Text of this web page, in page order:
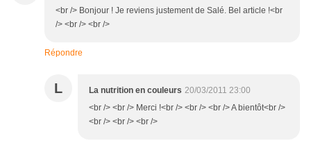
<br /> Bonjour ! Je reviens justement de Salé. Bel article !<br
/> <br /> <br />
Répondre
L La nutrition en couleurs 20/03/2011 23:00
<br /> <br /> Merci !<br /> <br /> <br /> A bientôt<br />
<br /> <br /> <br />